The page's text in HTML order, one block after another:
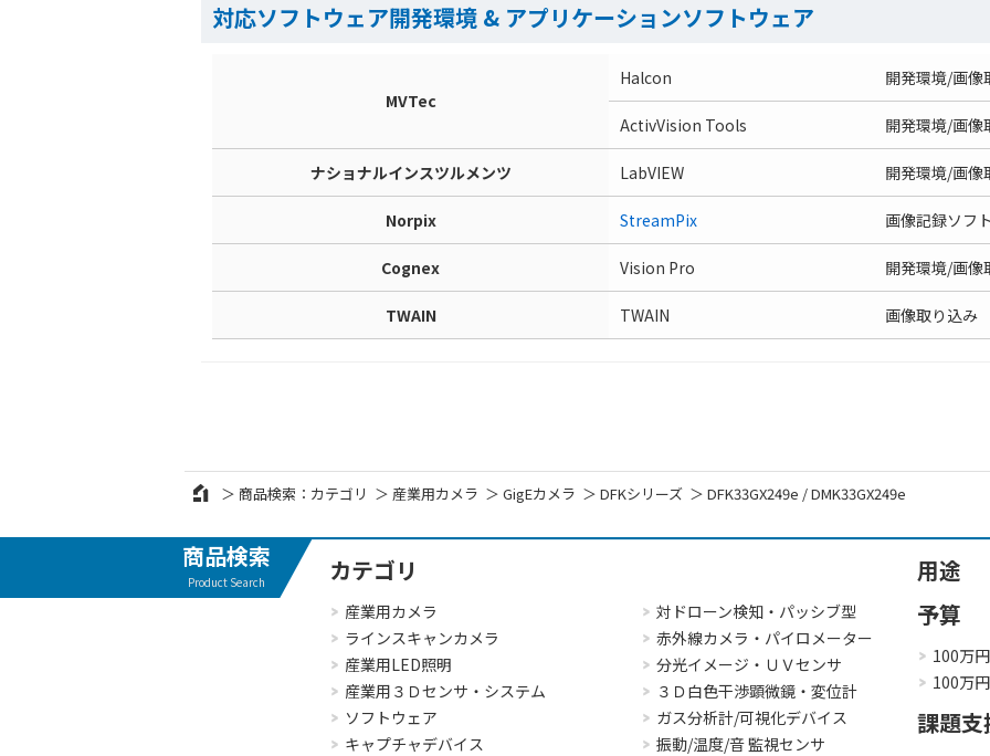
対応ソフトウェア開発環境 & アプリケーションソフトウェア
MVTec
Halcon 開発環境/画像
ActivVision Tools 開発環境/画像
ナショナルインスツルメンツ LabVIEW 開発環境/画像
Norpix StreamPix 画像記録ソフ
Cognex Vision Pro 開発環境/画像
TWAIN TWAIN 画像取り込み
商品検索：カテゴリ 産業用カメラ GigEカメラ DFKシリーズ DFK33GX249e / DMK33GX249e
商品検索
Product Search カテゴリ
産業用カメラ
ラインスキャンカメラ
産業用LED照明
産業用３Ｄセンサ・システム
ソフトウェア
キャプチャデバイス
対ドローン検知・パッシブ型
赤外線カメラ・パイロメーター
分光イメージ・ＵＶセンサ
３Ｄ白色干渉顕微鏡・変位計
ガス分析計/可視化デバイス
振動/温度/音 監視センサ
用途
予算
100万
100万
課題支